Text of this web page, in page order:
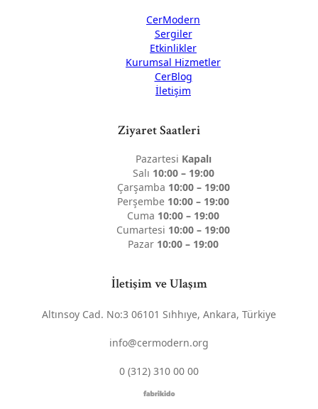
CerModern
Sergiler
Etkinlikler
Kurumsal Hizmetler
CerBlog
İletişim
Ziyaret Saatleri
Pazartesi Kapalı
Salı 10:00 – 19:00
Çarşamba 10:00 – 19:00
Perşembe 10:00 – 19:00
Cuma 10:00 – 19:00
Cumartesi 10:00 – 19:00
Pazar 10:00 – 19:00
İletişim ve Ulaşım
Altınsoy Cad. No:3 06101 Sıhhıye, Ankara, Türkiye
info@cermodern.org
0 (312) 310 00 00